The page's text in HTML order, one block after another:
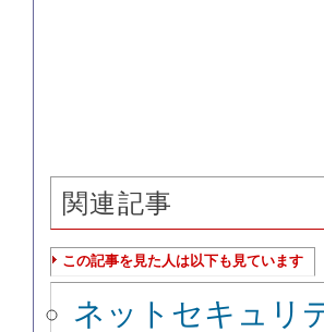
関連記事
この記事を見た人は以下も見ています
ネットセキュリ